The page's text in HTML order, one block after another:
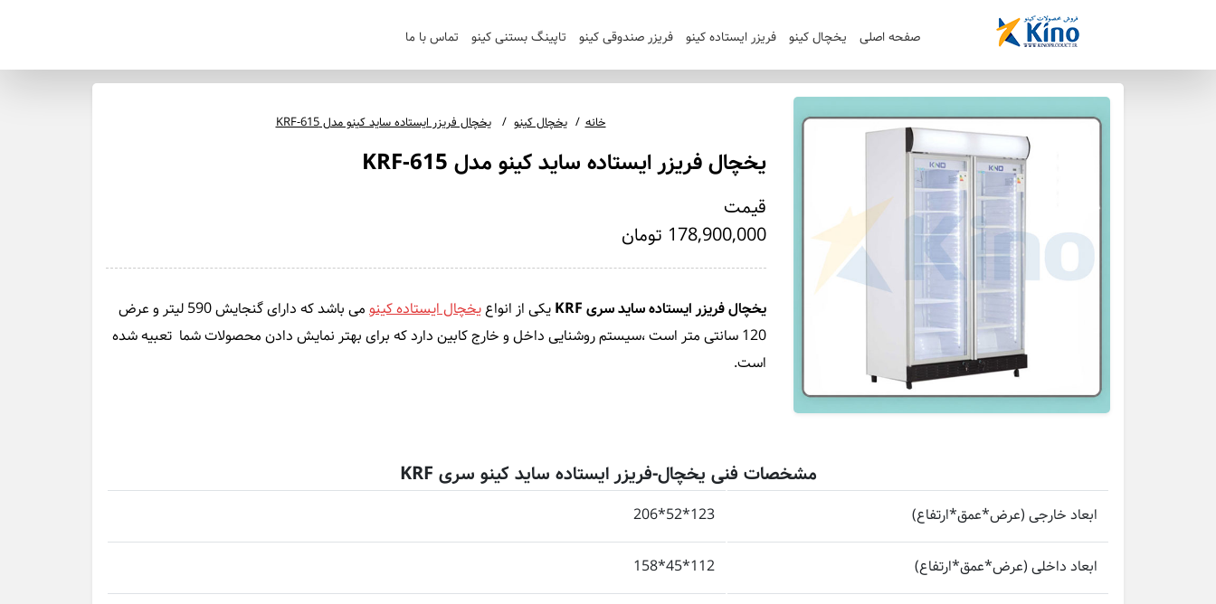
صفحه اصلی یخچال کینو فریزر ایستاده کینو فریزر صندوقی کینو تاپینگ بستنی کینو تماس با ما
خانه یخچال کینو یخچال فریزر ایستاده ساید کینو مدل KRF-615
یخچال فریزر ایستاده ساید کینو مدل KRF-615
قیمت
178,900,000 تومان
یخچال فریزر ایستاده ساید سری KRF یکی از انواعیخچال ایستاده کینو
می باشد که دارای گنجایش 590 لیتر و عرض
120 سانتی متر است ،سیستم روشنایی داخل و خارج کابین دارد که برای بهتر نمایش دادن محصولات شما تعبیه شده
است.
مشخصات فنی یخچال-فریزر ایستاده ساید کینو سری KRF
ابعاد خارجی (عرض*عمق*ارتفاع) 123*52*206
ابعاد داخلی (عرض*عمق*ارتفاع) 112*45*158